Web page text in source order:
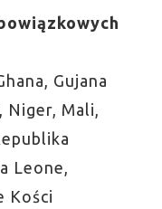
Gujana
Niger, Mali,
Leone,
Kości